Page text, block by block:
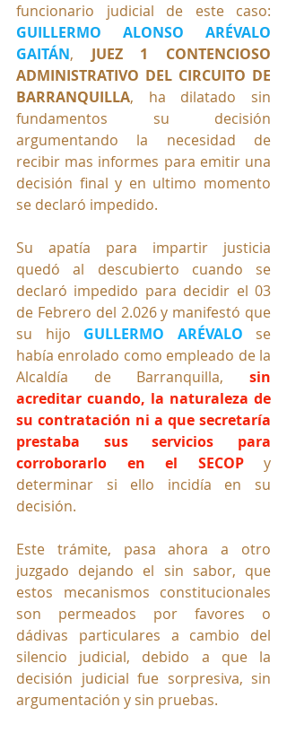
GUILLERMO ALONSO ARÉVALO
GAITÁN, JUEZ 1 CONTENCIOSO
ADMINISTRATIVO DEL CIRCUITO DE
BARRANQUILLA, ha dilatado sin
fundamentos su decisión
argumentando la necesidad de
recibir mas informes para emitir una
decisión final y en ultimo momento
se declaró impedido.
Su apatía para impartir justicia
quedó al descubierto cuando se
declaró impedido para decidir el 03
de Febrero del 2.026 y manifestó que
su hijo GULLERMO ARÉVALO se
había enrolado como empleado de la
Alcaldía de Barranquilla, sin
acreditar cuando, la naturaleza de
su contratación ni a que secretaría
prestaba sus servicios para
corroborarlo en el SECOP y
determinar si ello incidía en su
decisión.
Este trámite, pasa ahora a otro
juzgado dejando el sin sabor, que
estos mecanismos constitucionales
son permeados por favores o
dádivas particulares a cambio del
silencio judicial, debido a que la
decisión judicial fue sorpresiva, sin
argumentación y sin pruebas.